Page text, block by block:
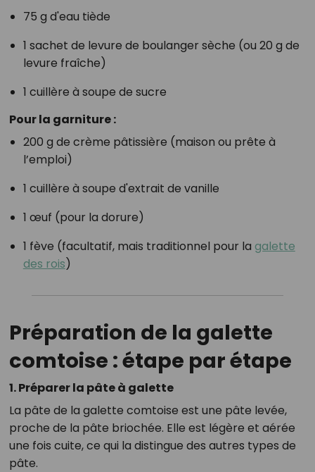
75 g d'eau tiède
1 sachet de levure de boulanger sèche (ou 20 g de
levure fraîche)
1 cuillère à soupe de sucre
Pour la garniture :
200 g de crème pâtissière (maison ou prête à
l’emploi)
1 cuillère à soupe d'extrait de vanille
1 œuf (pour la dorure)
1 fève (facultatif, mais traditionnel pour la galette
des rois)
Préparation de la galette
comtoise : étape par étape
1. Préparer la pâte à galette
La pâte de la galette comtoise est une pâte levée,
proche de la pâte briochée. Elle est légère et aérée
une fois cuite, ce qui la distingue des autres types de
pâte.